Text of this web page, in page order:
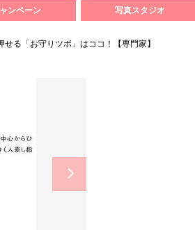
ンペーン 写真スタジオ
る「お守りツボ」はココ！【専門家】